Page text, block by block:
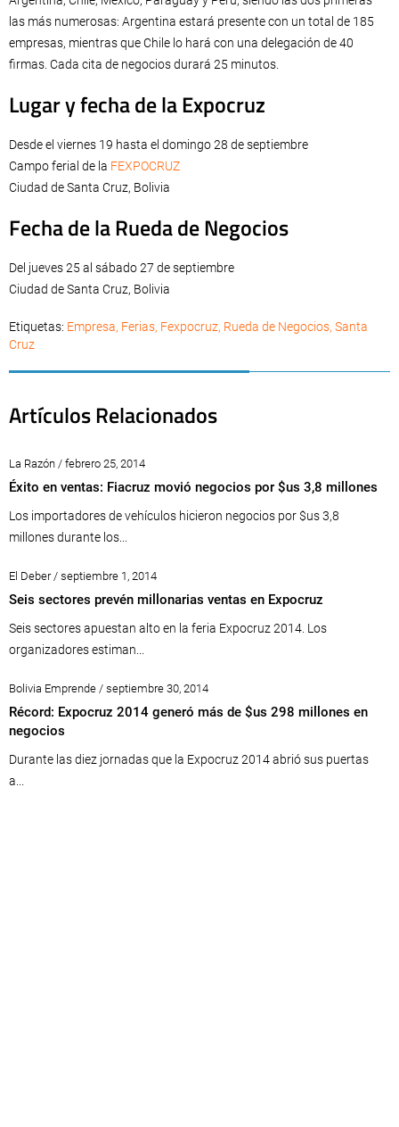
las más numerosas: Argentina estará presente con un total de 185
empresas, mientras que Chile lo hará con una delegación de 40
firmas. Cada cita de negocios durará 25 minutos.
Lugar y fecha de la Expocruz
Desde el viernes 19 hasta el domingo 28 de septiembre
Campo ferial de la FEXPOCRUZ
Ciudad de Santa Cruz, Bolivia
Fecha de la Rueda de Negocios
Del jueves 25 al sábado 27 de septiembre
Ciudad de Santa Cruz, Bolivia
Etiquetas: Empresa, Ferias, Fexpocruz, Rueda de Negocios, Santa
Cruz
Artículos Relacionados
La Razón / febrero 25, 2014
Éxito en ventas: Fiacruz movió negocios por $us 3,8 millones
Los importadores de vehículos hicieron negocios por $us 3,8
millones durante los...
El Deber / septiembre 1, 2014
Seis sectores prevén millonarias ventas en Expocruz
Seis sectores apuestan alto en la feria Expocruz 2014. Los
organizadores estiman...
Bolivia Emprende / septiembre 30, 2014
Récord: Expocruz 2014 generó más de $us 298 millones en
negocios
Durante las diez jornadas que la Expocruz 2014 abrió sus puertas
a...